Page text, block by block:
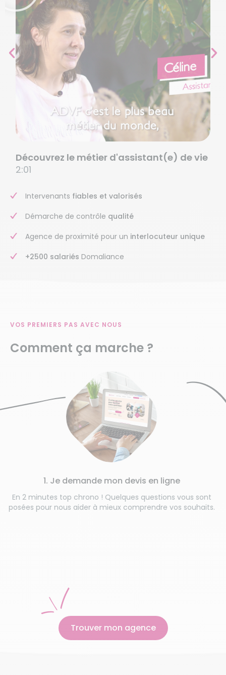
Découvrez le métier d'assistant(e) de vie
2:01
Intervenants fiables et valorisés
Démarche de contrôle qualité
Agence de proximité pour un interlocuteur unique
+2500 salariés Domaliance
VOS PREMIERS PAS AVEC NOUS
Comment ça marche ?
En 2 minutes top chrono ! Quelques questions vous sont
pour nous aider à mieux comprendre vos souhaits.
1. Je demande mon devis en ligne
Trouver mon agence